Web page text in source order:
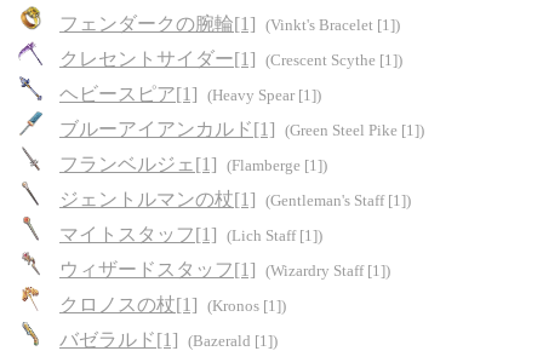
フェンダークの腕輪[1] (Vinkt's Bracelet [1])
クレセントサイダー[1] (Crescent Scythe [1])
ヘビースピア[1] (Heavy Spear [1])
ブルーアイアンカルド[1] (Green Steel Pike [1])
フランベルジェ[1] (Flamberge [1])
ジェントルマンの杖[1] (Gentleman's Staff [1])
マイトスタッフ[1] (Lich Staff [1])
ウィザードスタッフ[1] (Wizardry Staff [1])
クロノスの杖[1] (Kronos [1])
バゼラルド[1] (Bazerald [1])